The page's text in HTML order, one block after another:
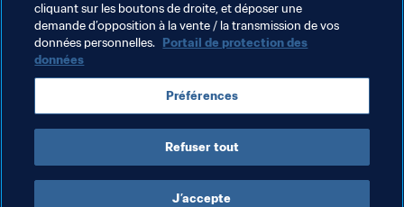
Thèmes en lien
Morocco Tunisia Egypt South Africa
cliquant sur les boutons de droite, et déposer une
demande d’opposition à la vente / la transmission de vos
données personnelles. Portail de protection des
données
Préférences
Refuser tout
J’accepte